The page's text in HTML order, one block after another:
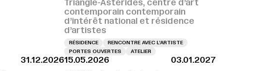
Triangle-Astérides, centre d’art
contemporain contemporain
d’intérêt national et résidence
d’artistes
RÉSIDENCE
RENCONTRE AVEC L’ARTISTE
PORTES OUVERTES
ATELIER
31.12.202615.05.2026
03.01.2027